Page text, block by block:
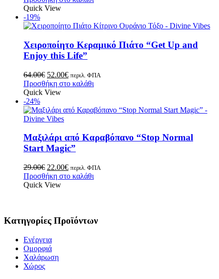
Quick View
-19%
Χειροποίητο Κεραμικό Πιάτο “Get Up and
Enjoy this Life”
64.00€ 52.00€ περιλ. ΦΠΑ
Προσθήκη στο καλάθι
Quick View
-24%
Μαξιλάρι από Καραβόπανο “Stop Normal
Start Magic”
29.00€ 22.00€ περιλ. ΦΠΑ
Προσθήκη στο καλάθι
Quick View
Κατηγορίες Προϊόντων
Ενέργεια
Ομορφιά
Χαλάρωση
Χώρος